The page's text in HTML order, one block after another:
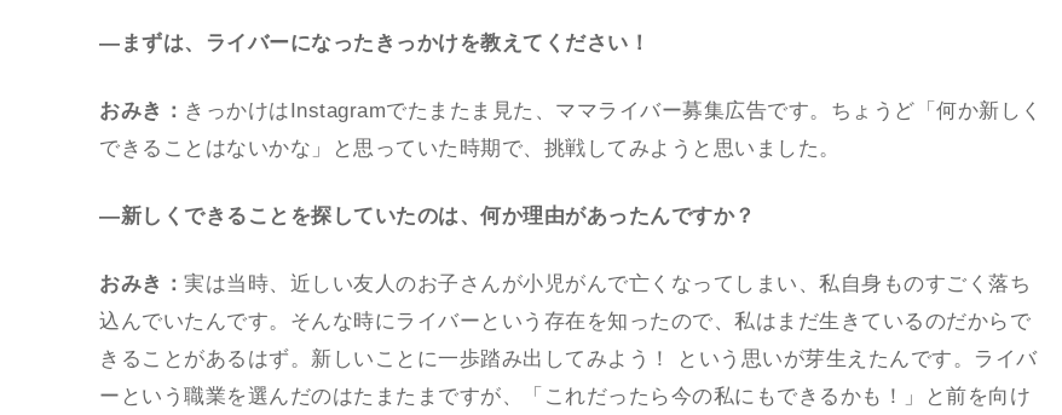
―まずは、ライバーになったきっかけを教えてください！
おみき： きっかけはInstagramでたまたま見た、ママライバー募集広告です。ちょうど「何か新しく
できることはないかな」と思っていた時期で、挑戦してみようと思いました。
―新しくできることを探していたのは、何か理由があったんですか？
おみき： 実は当時、近しい友人のお子さんが小児がんで亡くなってしまい、私自身ものすごく落ち
込んでいたんです。そんな時にライバーという存在を知ったので、私はまだ生きているのだからで
きることがあるはず。新しいことに一歩踏み出してみよう！ という思いが芽生えたんです。ライバ
ーという職業を選んだのはたまたまですが、「これだったら今の私にもできるかも！」と前を向け